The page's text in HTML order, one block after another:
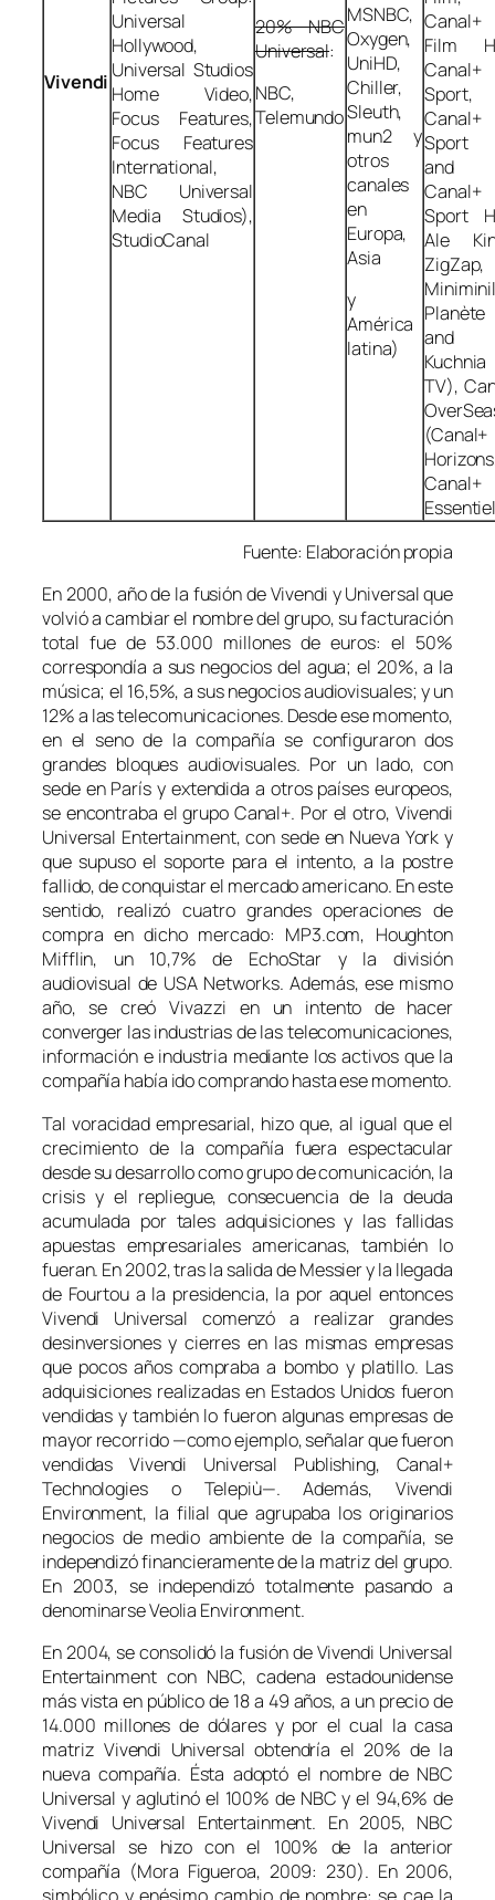
Vivendi
Universal
Hollywood,
Universal Studios
Home Video,
Focus Features,
Focus Features
International,
NBC Universal
Media Studios),
StudioCanal
20% NBC
Universal:
NBC,
Telemundo
MSNBC,
Oxygen,
UniHD,
Chiller,
Sleuth,
mun2 y
otros
canales
en
Europa,
Asia
y
América
latina)
Canal+
Film
Canal+
Sport,
Canal+
Sport
and
Canal+
Sport
Ale
ZigZap,
Planète
and
Kuchnia
TV),
(Canal+
Canal+
Fuente: Elaboración propia
En 2000, año de la fusión de Vivendi y Universal que
volvió a cambiar el nombre del grupo, su facturación
total fue de 53.000 millones de euros: el 50%
correspondía a sus negocios del agua; el 20%, a la
música; el 16,5%, a sus negocios audiovisuales; y un
12% a las telecomunicaciones. Desde ese momento,
en el seno de la compañía se configuraron dos
grandes bloques audiovisuales. Por un lado, con
sede en París y extendida a otros países europeos,
se encontraba el grupo Canal+. Por el otro, Vivendi
Universal Entertainment, con sede en Nueva York y
que supuso el soporte para el intento, a la postre
fallido, de conquistar el mercado americano. En este
sentido, realizó cuatro grandes operaciones de
compra en dicho mercado: MP3.com, Houghton
Mifflin, un 10,7% de EchoStar y la división
audiovisual de USA Networks. Además, ese mismo
año, se creó Vivazzi en un intento de hacer
converger las industrias de las telecomunicaciones,
información e industria mediante los activos que la
compañía había ido comprando hasta ese momento.
Tal voracidad empresarial, hizo que, al igual que el
crecimiento de la compañía fuera espectacular
desde su desarrollo como grupo de comunicación, la
crisis y el repliegue, consecuencia de la deuda
acumulada por tales adquisiciones y las fallidas
apuestas empresariales americanas, también lo
fueran. En 2002, tras la salida de Messier y la llegada
de Fourtou a la presidencia, la por aquel entonces
Vivendi Universal comenzó a realizar grandes
desinversiones y cierres en las mismas empresas
que pocos años compraba a bombo y platillo. Las
adquisiciones realizadas en Estados Unidos fueron
vendidas y también lo fueron algunas empresas de
mayor recorrido —como ejemplo, señalar que fueron
vendidas Vivendi Universal Publishing, Canal+
Technologies o Telepiù—. Además, Vivendi
Environment, la filial que agrupaba los originarios
negocios de medio ambiente de la compañía, se
independizó financieramente de la matriz del grupo.
En 2003, se independizó totalmente pasando a
denominarse Veolia Environment.
En 2004, se consolidó la fusión de Vivendi Universal
Entertainment con NBC, cadena estadounidense
más vista en público de 18 a 49 años, a un precio de
14.000 millones de dólares y por el cual la casa
matriz Vivendi Universal obtendría el 20% de la
nueva compañía. Ésta adoptó el nombre de NBC
Universal y aglutinó el 100% de NBC y el 94,6% de
Vivendi Universal Entertainment. En 2005, NBC
Universal se hizo con el 100% de la anterior
compañía (Mora Figueroa, 2009: 230). En 2006,